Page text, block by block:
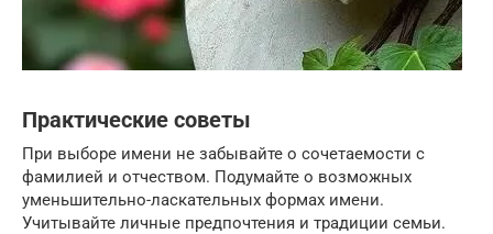
Практические советы
При выборе имени не забывайте о сочетаемости с
фамилией и отчеством. Подумайте о возможных
уменьшительно-ласкательных формах имени.
Учитывайте личные предпочтения и традиции семьи.